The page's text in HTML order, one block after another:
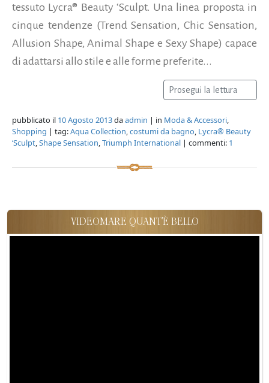
tessuto Lycra® Beauty ‘Sculpt. Una linea proposta in
cinque tendenze (Trend Sensation, Chic Sensation,
Allusion Shape, Animal Shape e Sexy Shape) capace
di adattarsi allo stile e alle forme preferite...
Prosegui la lettura
pubblicato il 10 Agosto 2013daadmin | in Moda & Accessori,
Shopping | tag:Aqua Collection,costumi da bagno, Lycra® Beauty
‘Sculpt,Shape Sensation,Triumph International | commenti: 1
VIDEOMARE QUANT'È BELLO